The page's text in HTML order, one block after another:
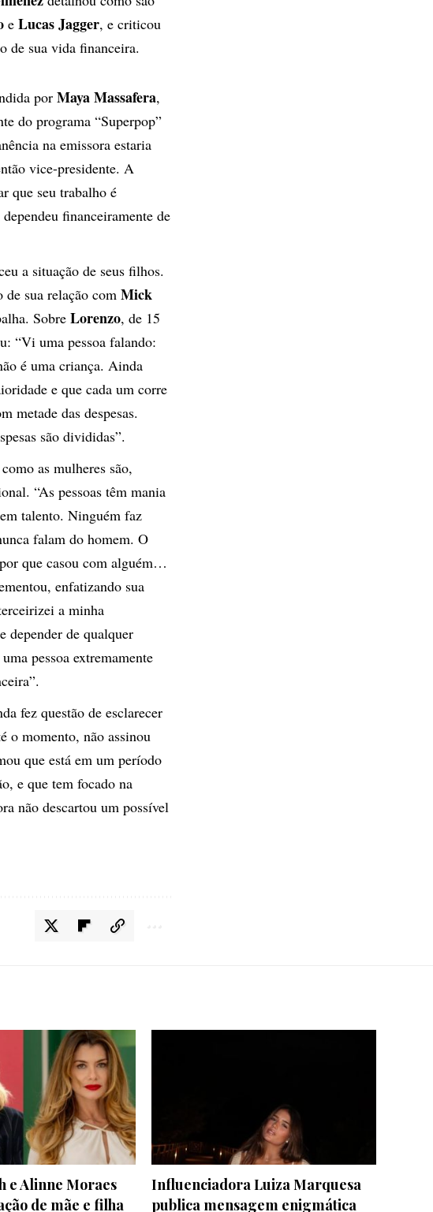
e Lucas Jagger, e criticou
de sua vida financeira.
por Maya Massafera,
do programa “Superpop”
na emissora estaria
vice-presidente. A
que seu trabalho é
financeiramente de
a situação de seus filhos.
sua relação com Mick
Sobre Lorenzo, de 15
“Vi uma pessoa falando:
é uma criança. Ainda
e que cada um corre
metade das despesas.
são divididas”.
as mulheres são,
“As pessoas têm mania
talento. Ninguém faz
falam do homem. O
que casou com alguém…
enfatizando sua
a minha
depender de qualquer
pessoa extremamente
fez questão de esclarecer
o momento, não assinou
que está em um período
e que tem focado na
não descartou um possível
e Alinne Moraes
de mãe e filha
Influenciadora Luiza Marquesa
publica mensagem enigmática